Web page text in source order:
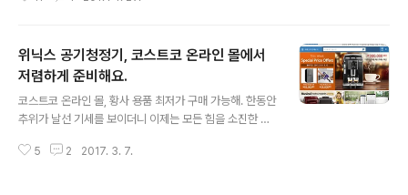
이키 탄준(NIKE TANJUN) 운동화가 눈에 들어왔다. 나이
키 탄준(NIKE TANJUN) 운동화는 국내 정식 유통 제품이
아닌지 해외 직구 상품 만 눈에 띄었다. 8만원 정도의 운동
화인데 여러가지 할인 조건으로 5만원 가량으로 구매할 수
있다는 점도 구매 결정에 한 몫을 했다.해외에서 배송되는
거라 1주일은 결릴 줄 알았는데 4일 만에 집에 배송됐다.
위닉스 공기청정기, 코스트코 온라인 몰에서
저렴하게 준비해요.
코스트코 온라인 몰, 황사 용품 최저가 구매 가능해. 한동안
추위가 날선 기세를 보이더니 이제는 모든 힘을 소진한 듯
울이 지긋지긋하다 말하는 분도 계시겠지만 해마다 찾아오
5 2 2017. 3. 7.